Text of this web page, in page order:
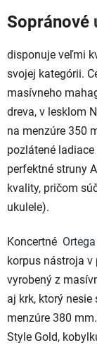
Sopránové
disponuje veľmi
svojej kategórii.
masívneho
dreva, v lesklom
na menzúre 350
pozlátené
perfektné struny
kvality, pričom
ukulele).
Koncertné Ortega
korpus nástroja
vyrobený z
aj krk, ktorý
menzúre 380
Style Gold,